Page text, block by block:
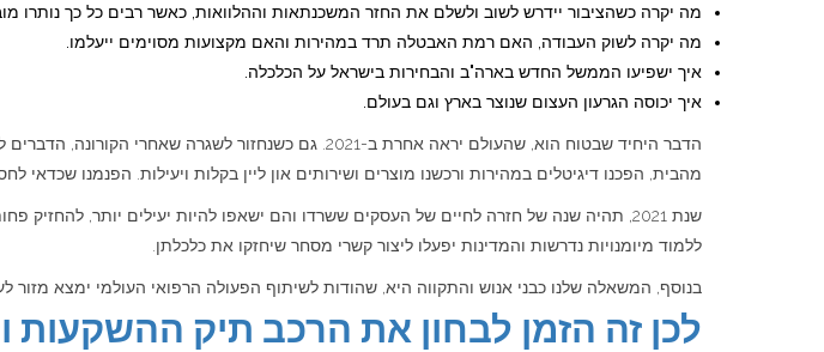
מה יקרה כשהציבור יידרש לשוב ולשלם את החזר המשכנתאות וההלוואות, כאשר רבים כל כך נותרו
מה יקרה לשוק העבודה, האם רמת האבטלה תרד במהירות והאם מקצועות מסוימים ייעלמו.
איך ישפיעו הממשל החדש בארה"ב והבחירות בישראל על הכלכלה.
איך יכוסה הגרעון העצום שנוצר בארץ וגם בעולם.
הדבר היחיד שבטוח הוא, שהעולם יראה אחרת ב-2021. גם
מהבית, הפכנו דיגיטלים במהירות ורכשנו מוצרים ושירותים און ליין בקלות ויעילות. הפנמנו שכדאי
שנת 2021, תהיה שנה של חזרה לחיים של העסקים ששרדו והם ישאפו להיות יעילים יותר,
ללמוד מיומנויות נדרשות והמדינות יפעלו ליצור קשרי מסחר שיחזקו את כלכלתן.
בנוסף, המשאלה שלנו כבני אנוש והתקווה היא, שהודות לשיתוף הפעולה הרפואי העולמי ימצא מזור
לכן זה הזמן לבחון את הרכב תיק ההשקעות